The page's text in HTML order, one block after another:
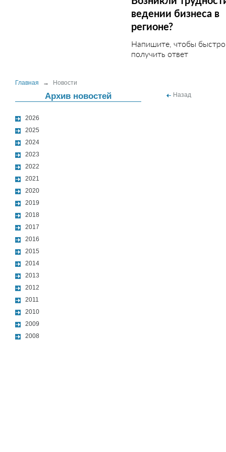
ведении бизнеса в
регионе?
Напишите, чтобы быстро
получить ответ
Главная → Новости
Архив новостей
2026
2025
2024
2023
2022
2021
2020
2019
2018
2017
2016
2015
2014
2013
2012
2011
2010
2009
2008
Назад